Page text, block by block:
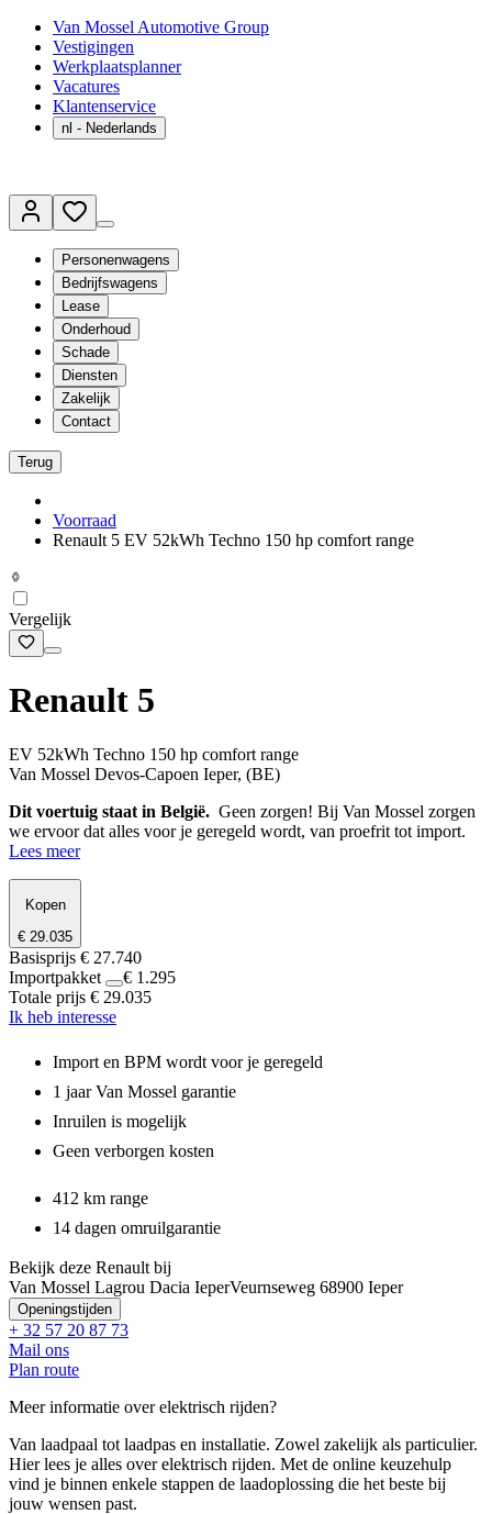
Van Mossel Automotive Group
Vestigingen
Werkplaatsplanner
Vacatures
Klantenservice
nl - Nederlands
Personenwagens
Bedrijfswagens
Lease
Onderhoud
Schade
Diensten
Zakelijk
Contact
Terug
Voorraad
Renault 5 EV 52kWh Techno 150 hp comfort range
Vergelijk
Renault 5
EV 52kWh Techno 150 hp comfort range
Van Mossel Devos-Capoen Ieper, (BE)
Dit voertuig staat in België. Geen zorgen! Bij Van Mossel zorgen
we ervoor dat alles voor je geregeld wordt, van proefrit tot import.
Lees meer
Kopen
€ 29.035
Basisprijs € 27.740
Importpakket
€ 1.295
Totale prijs € 29.035
Ik heb interesse
Import en BPM wordt voor je geregeld
1 jaar Van Mossel garantie
Inruilen is mogelijk
Geen verborgen kosten
412 km range
14 dagen omruilgarantie
Bekijk deze Renault bij
Van Mossel Lagrou Dacia IeperVeurnseweg 68900 Ieper
Openingstijden
+ 32 57 20 87 73
Mail ons
Plan route
Meer informatie over elektrisch rijden?
Van laadpaal tot laadpas en installatie. Zowel zakelijk als particulier.
Hier lees je alles over elektrisch rijden. Met de online keuzehulp
vind je binnen enkele stappen de laadoplossing die het beste bij
jouw wensen past.